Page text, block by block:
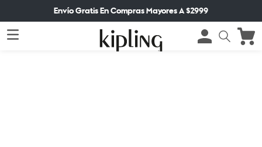
Envío Gratis En Compras Mayores A $2999